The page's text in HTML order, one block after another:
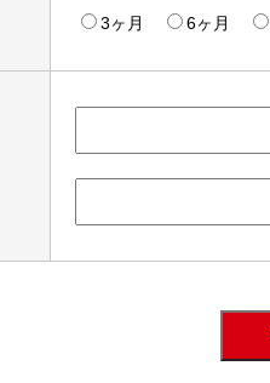
3ヶ月 6ヶ月